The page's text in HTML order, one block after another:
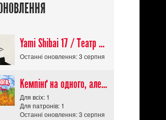
Yami Shibai 17 / Театр Мороку 17
Останні оновлення: 3 серпня
Кемпінґ на одного, але удвох / Futari Solo Camp
Для всіх: 1
Для патронів: 1
Останні оновлення: 3 серпня